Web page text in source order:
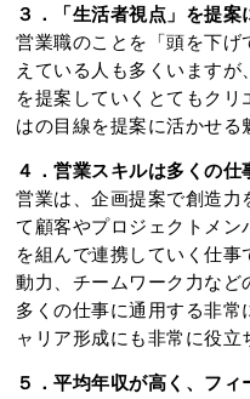
３．「生活者視点」を提案
営業職のことを「頭を下げ
えている人も多くいます
を提案していくとてもク
はの目線を提案に活かせる
４．営業スキルは多くの仕
営業は、企画提案で創造力
て顧客やプロジェクトメン
を組んで連携していく仕
動力、チームワーク力など
多くの仕事に通用する非常
ャリア形成にも非常に役立
５．平均年収が高く、フィ